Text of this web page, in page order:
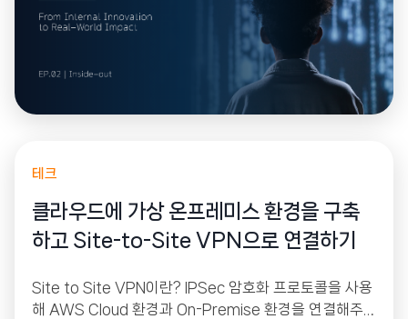
테크
클라우드에 가상 온프레미스 환경을 구축
하고 Site-to-Site VPN으로 연결하기
Site to Site VPN이란? IPSec 암호화 프로토콜을 사용
해 AWS Cloud 환경과 On-Premise 환경을 연결해주